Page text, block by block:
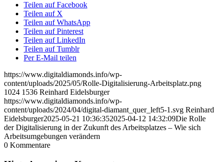
Teilen auf Facebook
Teilen auf X
Teilen auf WhatsApp
Teilen auf Pinterest
Teilen auf LinkedIn
Teilen auf Tumblr
Per E-Mail teilen
https://www.digitaldiamonds.info/wp-
content/uploads/2025/05/Rolle-Digitalisierung-Arbeitsplatz.png
1024 1536 Reinhard Eidelsburger
https://www.digitaldiamonds.info/wp-
content/uploads/2024/04/digital-diamant_quer_left5-1.svg Reinhard
Eidelsburger2025-05-21 10:36:352025-04-12 14:32:09Die Rolle
der Digitalisierung in der Zukunft des Arbeitsplatzes – Wie sich
Arbeitsumgebungen verändern
0 Kommentare